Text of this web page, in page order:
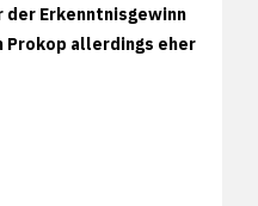
der Erkenntnisgewinn
Prokop allerdings eher